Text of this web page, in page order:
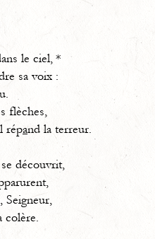
le ciel, *
sa voix :
flèches,
répand la terreur.
découvrit,
Seigneur,
colère.